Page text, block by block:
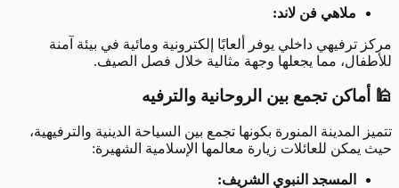
ملاهي فن لاند:
مركز ترفيهي داخلي يوفر ألعابًا إلكترونية ومائية في بيئة آمنة
للأطفال، مما يجعلها وجهة مثالية خلال فصل الصيف.
🕌 أماكن تجمع بين الروحانية والترفيه
تتميز المدينة المنورة بكونها تجمع بين السياحة الدينية والترفيهية،
حيث يمكن للعائلات زيارة معالمها الإسلامية الشهيرة:
المسجد النبوي الشريف: